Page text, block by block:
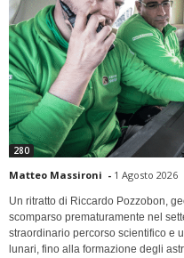
280
Matteo Massironi - 1 Agosto 2026
Un ritratto di Riccardo Pozzobon,
scomparso prematuramente nel
straordinario percorso scientifico e
lunari, fino alla formazione degli